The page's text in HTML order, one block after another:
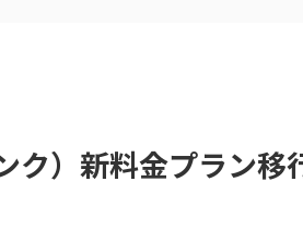
ク）新料金プラン移